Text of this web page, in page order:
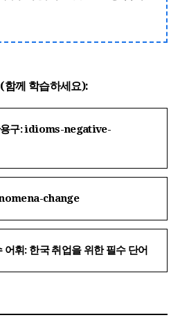
께 학습하세요):
구:idioms-negative-
change
어휘:한국 취업을 위한 필수 단어